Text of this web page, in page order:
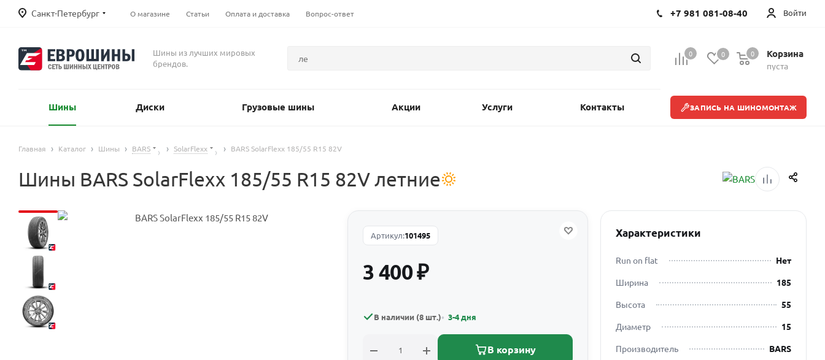
Санкт-Петербург О магазине Статьи Оплата и доставка Вопрос-ответ Войти
+7 981 081-08-40
Шины из лучших мировых
брендов.
0 0 Корзина
пуста
0
Шины Диски Грузовые шины Акции Услуги Контакты ЗАПИСЬ НА ШИНОМОНТАЖ
Главная Каталог Шины BARS SolarFlexx BARS SolarFlexx 185/55 R15 82V
Шины BARS SolarFlexx 185/55 R15 82V летние
Артикул:101495
3 400₽
В наличии (8 шт.) 3-4 дня
В корзину
Характеристики
Run on flat
Нет
Ширина
185
Высота
55
Диаметр
15
Производитель
BARS